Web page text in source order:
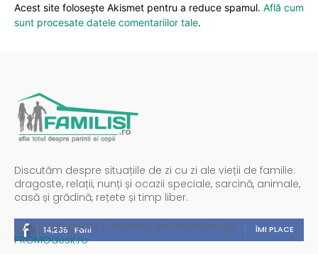
Acest site folosește Akismet pentru a reduce spamul. Află cum
sunt procesate datele comentariilor tale.
Discutăm despre situațiile de zi cu zi ale vieții de familie:
dragoste, relații, nunți și ocazii speciale, sarcină, animale,
casă și grădină, rețete și timp liber.
14,235 Fani ÎMI PLACE
Spații publicitare / reclamă administrată de
PROMOdesk.ro